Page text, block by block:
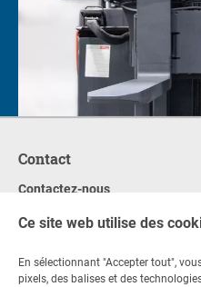
Contact
Contactez-nous
+49 6021 865 0
Ce site web utilise des
En sélectionnant "Accepter tout",
pixels, des balises et des